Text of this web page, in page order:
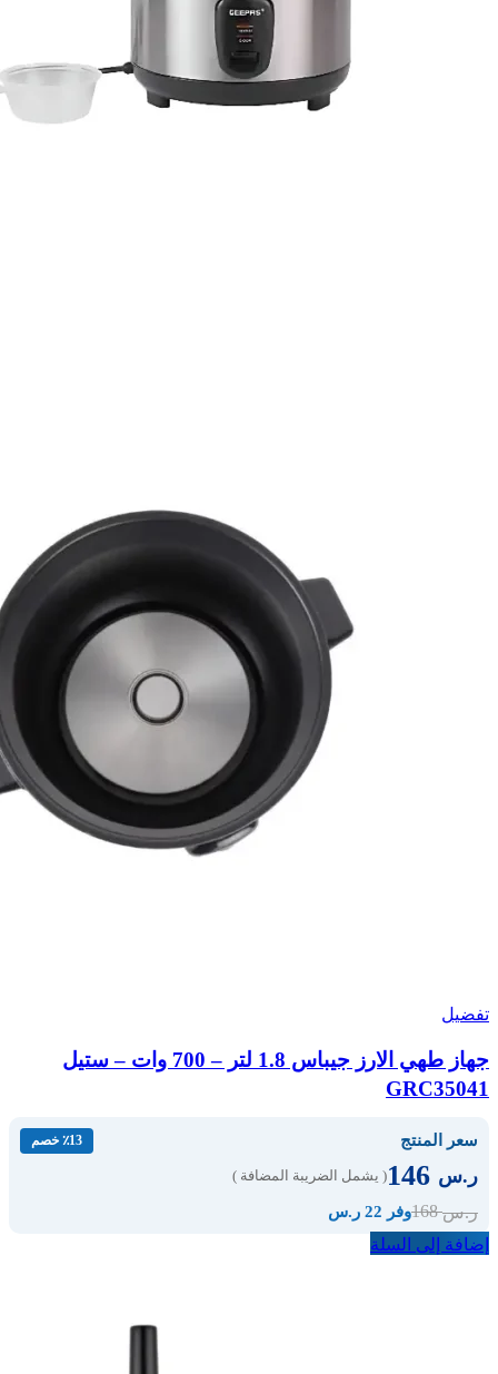
تفضيل
جهاز طهي الارز جيباس 1.8 لتر – 700 وات – ستيل
GRC35041
سعر المنتج ٪13 خصم
ر.س ( يشمل الضريبة المضافة )
ر.س168 وفر 22 ر.س
إضافة إلى السلة